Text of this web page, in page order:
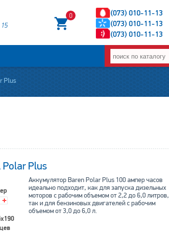
(073) 010-11-13
(073) 010-11-13
(073) 010-11-13
0
15
Plus
Polar Plus
Аккумулятор Baren Polar Plus 100 ампер часов
идеально подходит, как для запуска дизельных
моторов с рабочим объемом от 2,2 до 6,0 литров,
так и для бензиновых двигателей с рабочим
объемом от 3,0 до 6,0 л.